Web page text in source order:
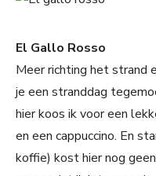
El Gallo Rosso
Meer richting het strand
je een stranddag
hier koos ik voor een
en een cappuccino. En
koffie) kost hier nog